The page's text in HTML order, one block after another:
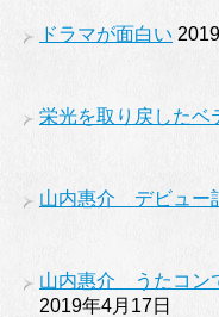
ドラマが面白い
栄光を取り戻したベ
山内惠介 デビュー
山内惠介 うたコン
2019年4月17日